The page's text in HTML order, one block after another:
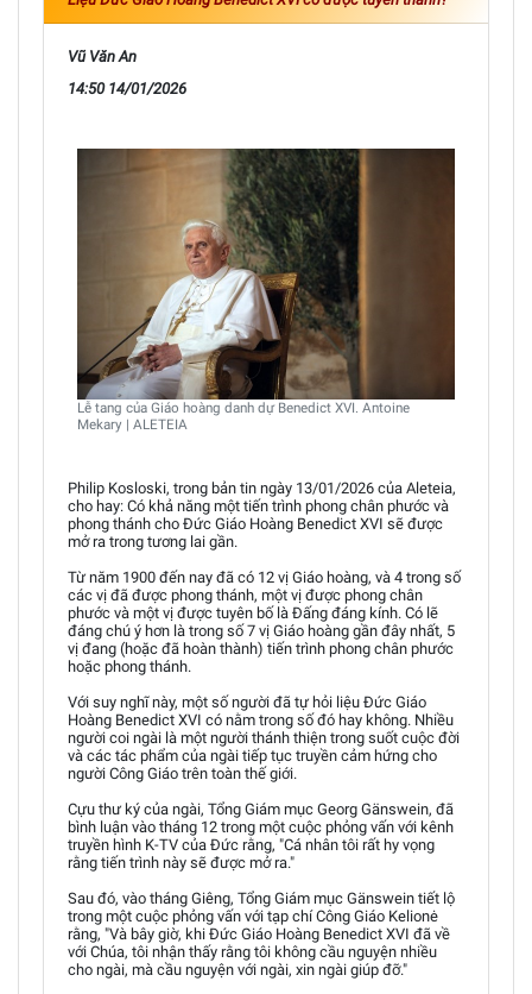
Vũ Văn An
14:50 14/01/2026
Lễ tang của Giáo hoàng danh dự Benedict XVI. Antoine
Mekary | ALETEIA
Philip Kosloski, trong bản tin ngày 13/01/2026 của Aleteia,
cho hay: Có khả năng một tiến trình phong chân phước và
phong thánh cho Đức Giáo Hoàng Benedict XVI sẽ được
mở ra trong tương lai gần.
Từ năm 1900 đến nay đã có 12 vị Giáo hoàng, và 4 trong số
các vị đã được phong thánh, một vị được phong chân
phước và một vị được tuyên bố là Đấng đáng kính. Có lẽ
đáng chú ý hơn là trong số 7 vị Giáo hoàng gần đây nhất, 5
vị đang (hoặc đã hoàn thành) tiến trình phong chân phước
hoặc phong thánh.
Với suy nghĩ này, một số người đã tự hỏi liệu Đức Giáo
Hoàng Benedict XVI có nằm trong số đó hay không. Nhiều
người coi ngài là một người thánh thiện trong suốt cuộc đời
và các tác phẩm của ngài tiếp tục truyền cảm hứng cho
người Công Giáo trên toàn thế giới.
Cựu thư ký của ngài, Tổng Giám mục Georg Gänswein, đã
bình luận vào tháng 12 trong một cuộc phỏng vấn với kênh
truyền hình K-TV của Đức rằng, "Cá nhân tôi rất hy vọng
rằng tiến trình này sẽ được mở ra."
Sau đó, vào tháng Giêng, Tổng Giám mục Gänswein tiết lộ
trong một cuộc phỏng vấn với tạp chí Công Giáo Kelionė
rằng, "Và bây giờ, khi Đức Giáo Hoàng Benedict XVI đã về
với Chúa, tôi nhận thấy rằng tôi không cầu nguyện nhiều
cho ngài, mà cầu nguyện với ngài, xin ngài giúp đỡ."